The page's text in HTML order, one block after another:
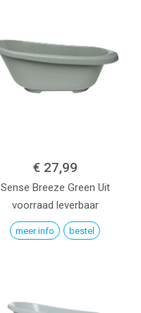
€ 27,99
Sense Breeze Green Uit
voorraad leverbaar
meer info bestel